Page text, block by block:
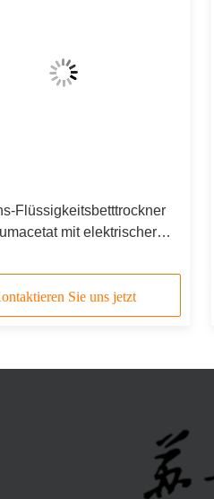
Flüssigkeitsbetttrockner
mit elektrischer
Sie uns jetzt